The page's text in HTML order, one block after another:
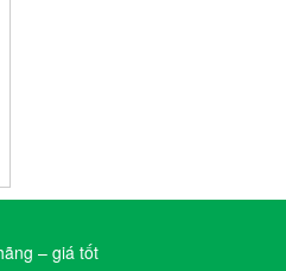
– giá tốt